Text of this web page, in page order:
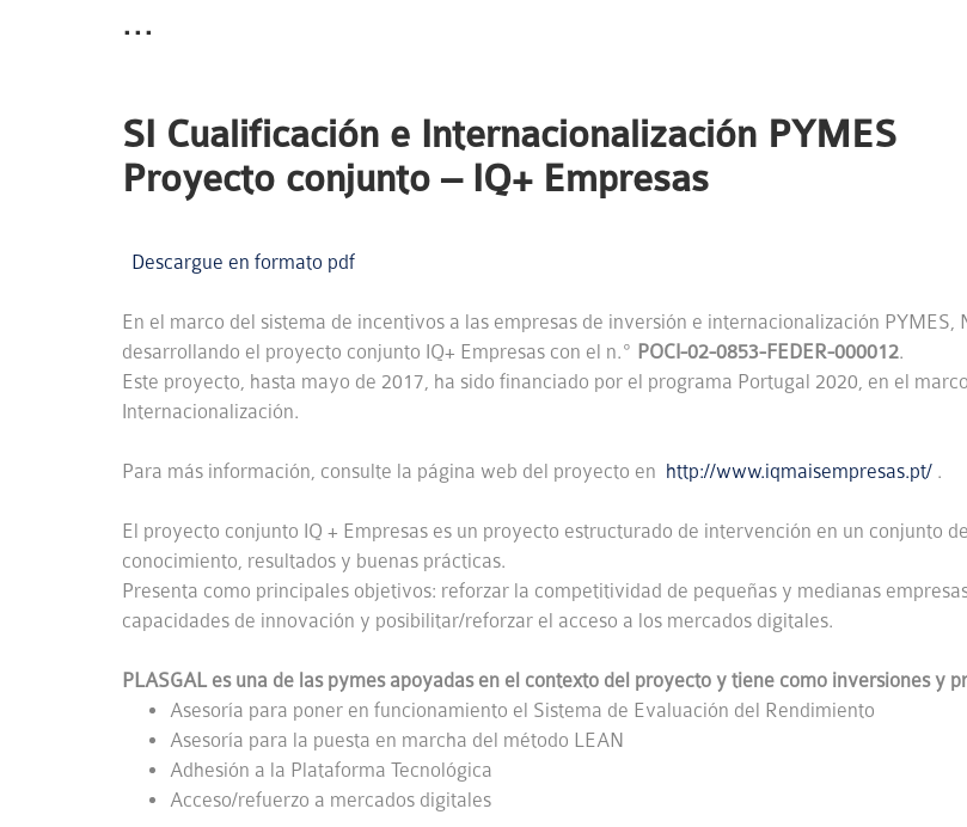
...
SI Cualificación e Internacionalización PYMES
Proyecto conjunto – IQ+ Empresas
Descargue en formato pdf
En el marco del sistema de incentivos a las empresas de inversión e internacionalización
desarrollando el proyecto conjunto IQ+ Empresas con el n.º POCI-02-0853-FEDER-000012.
Este proyecto, hasta mayo de 2017, ha sido financiado por el programa Portugal 2020, en el
Internacionalización.
Para más información, consulte la página web del proyecto en http://www.iqmaisempresas.pt/ .
El proyecto conjunto IQ + Empresas es un proyecto estructurado de intervención en un conjunto
conocimiento, resultados y buenas prácticas.
Presenta como principales objetivos: reforzar la competitividad de pequeñas y medianas
capacidades de innovación y posibilitar/reforzar el acceso a los mercados digitales.
PLASGAL es una de las pymes apoyadas en el contexto del proyecto y tiene como inversiones y
Asesoría para poner en funcionamiento el Sistema de Evaluación del Rendimiento
Asesoría para la puesta en marcha del método LEAN
Adhesión a la Plataforma Tecnológica
Acceso/refuerzo a mercados digitales